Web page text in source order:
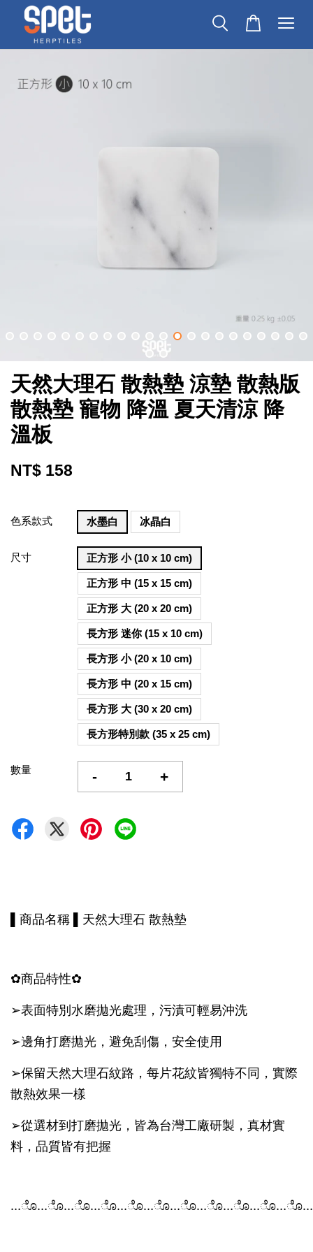
天然大理石 散熱墊 涼墊 散熱版
散熱墊 寵物 降溫 夏天清涼 降
溫板
NT$ 158
色系款式 水墨白 冰晶白
尺寸 正方形 小 (10 x 10 cm)
正方形 中 (15 x 15 cm)
正方形 大 (20 x 20 cm)
長方形 迷你 (15 x 10 cm)
長方形 小 (20 x 10 cm)
長方形 中 (20 x 15 cm)
長方形 大 (30 x 20 cm)
長方形特別款 (35 x 25 cm)
數量 - +
▌商品名稱 ▌天然大理石 散熱墊
✿商品特性✿
➢表面特別水磨拋光處理，污漬可輕易沖洗
➢邊角打磨拋光，避免刮傷，安全使用
➢保留天然大理石紋路，每片花紋皆獨特不同，實際
散熱效果一樣
➢從選材到打磨拋光，皆為台灣工廠研製，真材實
料，品質皆有把握